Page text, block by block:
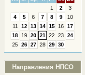
1
2
3
4
5 6 7 8 9
10
11
12 13 14 15 16 17
18
19 20 21 22 23 24
25 26 27 28 29 30
Направления НПСО